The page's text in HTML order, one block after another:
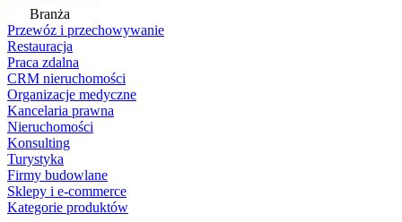
Branża
Przewóz i przechowywanie
Restauracja
Praca zdalna
CRM nieruchomości
Organizacje medyczne
Kancelaria prawna
Nieruchomości
Konsulting
Turystyka
Firmy budowlane
Sklepy i e-commerce
Kategorie produktów